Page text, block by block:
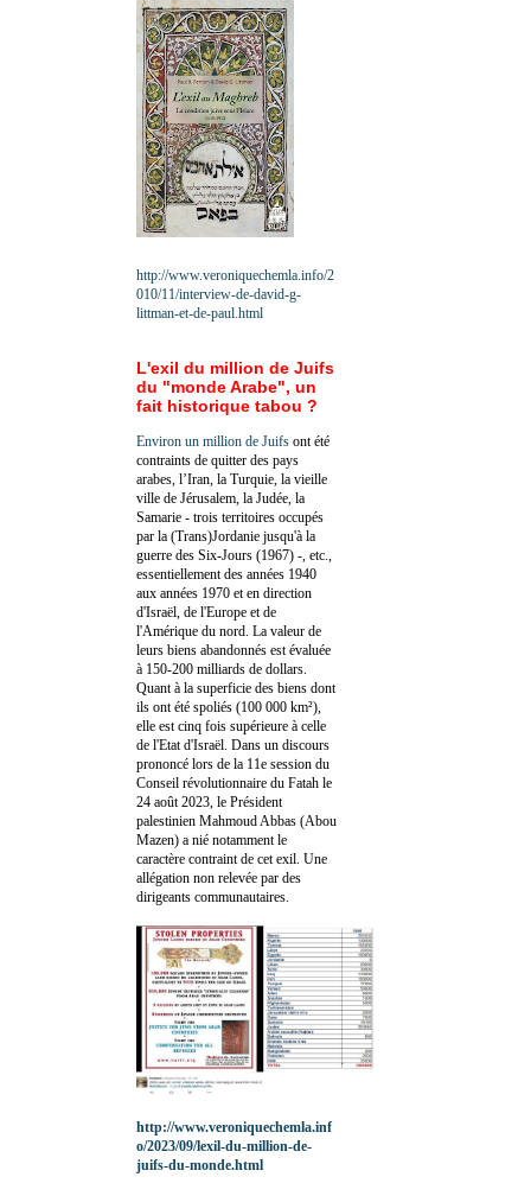
http://www.veroniquechemla.info/2
010/11/interview-de-david-g-
littman-et-de-paul.html
L'exil du million de Juifs
du "monde Arabe", un
fait historique tabou ?
Environ un million de Juifs ont été
contraints de quitter des pays
arabes, l’Iran, la Turquie, la vieille
ville de Jérusalem, la Judée, la
Samarie - trois territoires occupés
par la (Trans)Jordanie jusqu'à la
guerre des Six-Jours (1967) -, etc.,
essentiellement des années 1940
aux années 1970 et en direction
d'Israël, de l'Europe et de
l'Amérique du nord. La valeur de
leurs biens abandonnés est évaluée
à 150-200 milliards de dollars.
Quant à la superficie des biens dont
ils ont été spoliés (100 000 km²),
elle est cinq fois supérieure à celle
de l'Etat d'Israël. Dans un discours
prononcé lors de la 11e session du
Conseil révolutionnaire du Fatah le
24 août 2023, le Président
palestinien Mahmoud Abbas (Abou
Mazen) a nié notamment le
caractère contraint de cet exil. Une
allégation non relevée par des
dirigeants communautaires.
http://www.veroniquechemla.inf
o/2023/09/lexil-du-million-de-
juifs-du-monde.html